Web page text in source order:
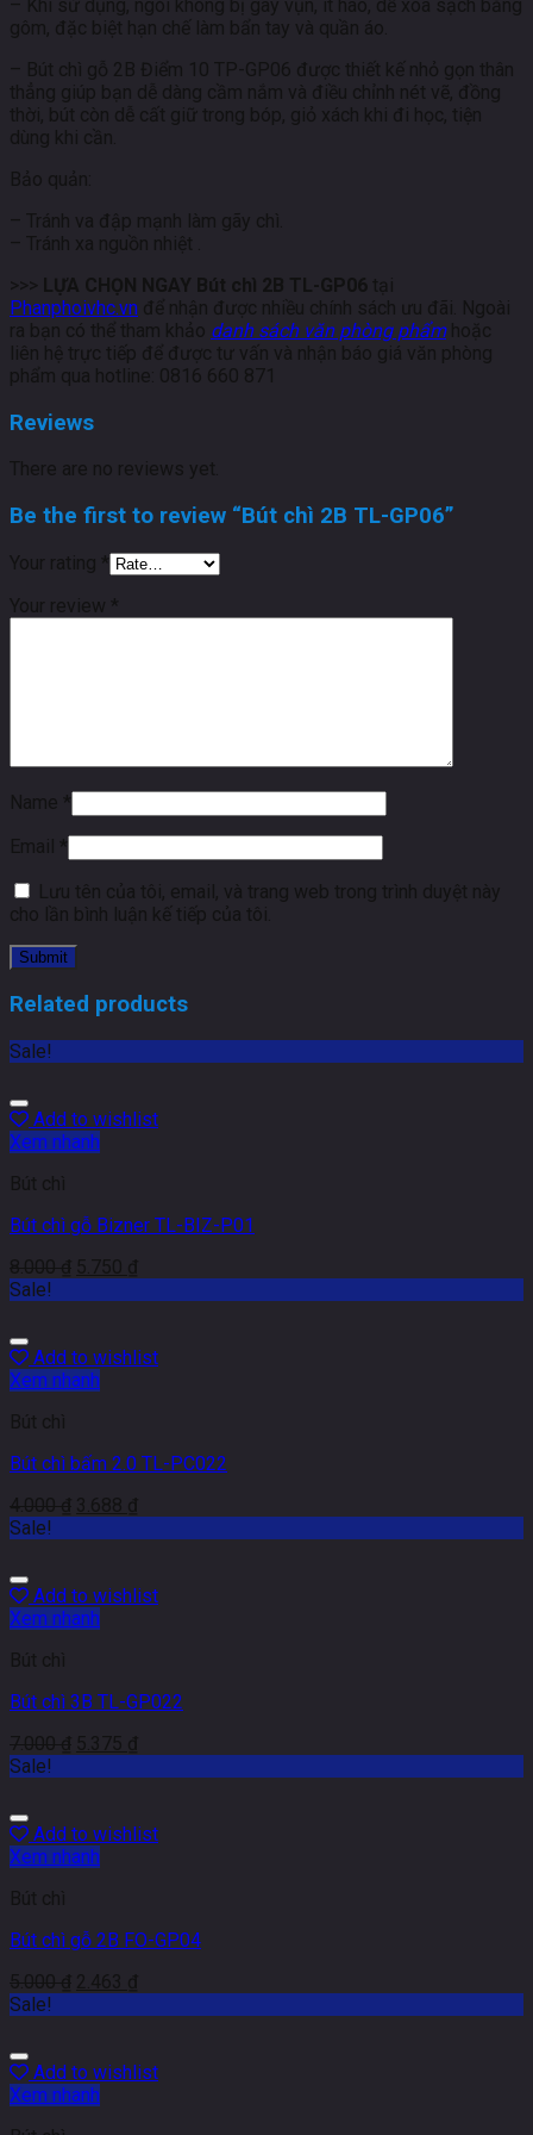
– Khi sử dụng, ngòi không bị gãy vụn, ít hao, dễ xóa sạch bằng
gôm, đặc biệt hạn chế làm bẩn tay và quần áo.
– Bút chì gỗ 2B Điểm 10 TP-GP06 được thiết kế nhỏ gọn thân
thẳng giúp bạn dễ dàng cầm nắm và điều chỉnh nét vẽ, đồng
thời, bút còn dễ cất giữ trong bóp, giỏ xách khi đi học, tiện
dùng khi cần.
Bảo quản:
– Tránh va đập mạnh làm gãy chì.
– Tránh xa nguồn nhiệt .
>>> LỰA CHỌN NGAY Bút chì 2B TL-GP06 tại
Phanphoivhc.vn để nhận được nhiều chính sách ưu đãi. Ngoài
ra bạn có thể tham khảo danh sách văn phòng phẩm hoặc
liên hệ trực tiếp để được tư vấn và nhận báo giá văn phòng
phẩm qua hotline: 0816 660 871
Reviews
There are no reviews yet.
Be the first to review “Bút chì 2B TL-GP06”
Your rating *
Your review *
Name *
Email *
Lưu tên của tôi, email, và trang web trong trình duyệt này
cho lần bình luận kế tiếp của tôi.
Related products
Sale!
Add to wishlist
Xem nhanh
Bút chì
Bút chì gỗ Bizner TL-BIZ-P01
8.000₫ 5.750 ₫
Sale!
Add to wishlist
Xem nhanh
Bút chì
Bút chì bấm 2.0 TL-PC022
4.000₫ 3.688 ₫
Sale!
Add to wishlist
Xem nhanh
Bút chì
Bút chì 3B TL-GP022
7.000₫ 5.375 ₫
Sale!
Add to wishlist
Xem nhanh
Bút chì
Bút chì gỗ 2B FO-GP04
5.000₫ 2.463 ₫
Sale!
Add to wishlist
Xem nhanh